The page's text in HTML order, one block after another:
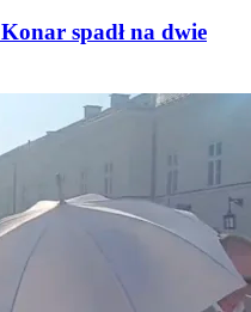
spadł na dwie